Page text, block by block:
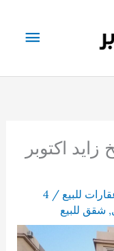
اكتوبر
للبيع /
4
, شقق للبيع